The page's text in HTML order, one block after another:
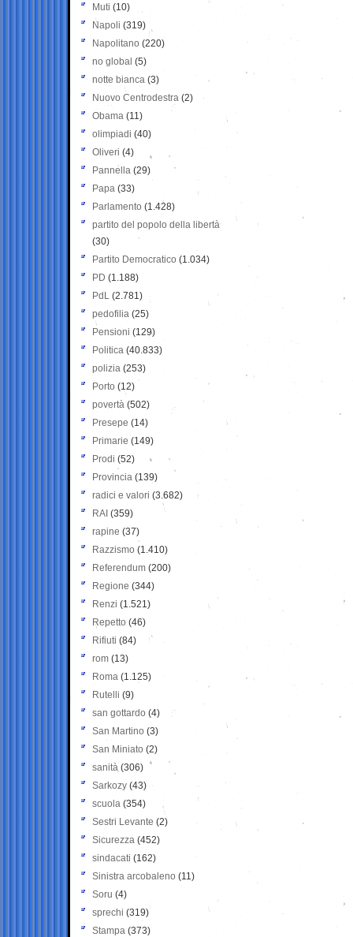
Muti (10)
Napoli (319)
Napolitano (220)
no global (5)
notte bianca (3)
Nuovo Centrodestra (2)
Obama (11)
olimpiadi (40)
Oliveri (4)
Pannella (29)
Papa (33)
Parlamento (1.428)
partito del popolo della libertà
(30)
Partito Democratico (1.034)
PD (1.188)
PdL (2.781)
pedofilia (25)
Pensioni (129)
Politica (40.833)
polizia (253)
Porto (12)
povertà (502)
Presepe (14)
Primarie (149)
Prodi (52)
Provincia (139)
radici e valori (3.682)
RAI (359)
rapine (37)
Razzismo (1.410)
Referendum (200)
Regione (344)
Renzi (1.521)
Repetto (46)
Rifiuti (84)
rom (13)
Roma (1.125)
Rutelli (9)
san gottardo (4)
San Martino (3)
San Miniato (2)
sanità (306)
Sarkozy (43)
scuola (354)
Sestri Levante (2)
Sicurezza (452)
sindacati (162)
Sinistra arcobaleno (11)
Soru (4)
sprechi (319)
Stampa (373)